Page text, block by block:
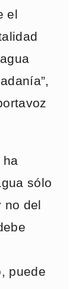
el
ha
sólo
no del
puede